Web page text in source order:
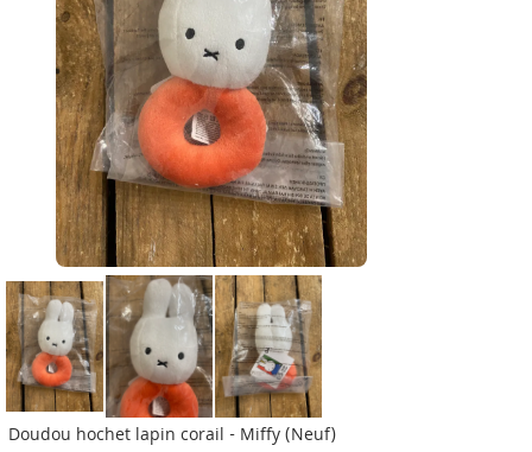
Doudou hochet lapin corail - Miffy (Neuf)